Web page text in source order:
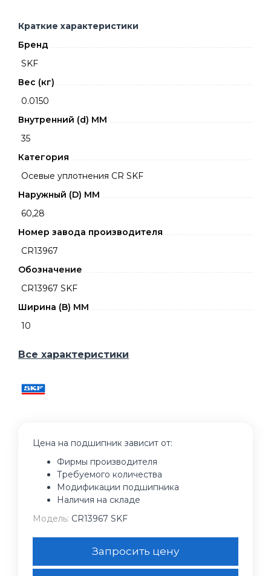
Краткие характеристики
Бренд
SKF
Вес (кг)
0.0150
Внутренний (d) ММ
35
Категория
Осевые уплотнения CR SKF
Наружный (D) ММ
60,28
Номер завода производителя
CR13967
Обозначение
CR13967 SKF
Ширина (B) MM
10
Все характеристики
Цена на подшипник зависит от:
Фирмы производителя
Требуемого количества
Модификации подшипника
Наличия на складе
Модель: CR13967 SKF
Запросить цену